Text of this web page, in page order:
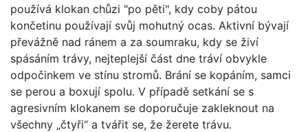
používá klokan chůzi "po pěti", kdy coby pátou
končetinu používají svůj mohutný ocas. Aktivní bývají
převážně nad ránem a za soumraku, kdy se živí
spásáním trávy, nejteplejší část dne tráví obvykle
odpočinkem ve stínu stromů. Brání se kopáním, samci
se perou a boxují spolu. V případě setkání se s
agresivním klokanem se doporučuje zakleknout na
všechny „čtyři“ a tvářit se, že žerete trávu.